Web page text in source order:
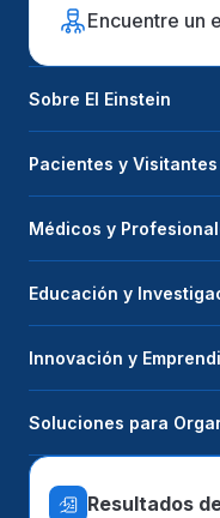
Encuentre un
Sobre El Einstein
Pacientes y Visitantes
Médicos y
Educación y
Innovación y
Soluciones para
Resultados